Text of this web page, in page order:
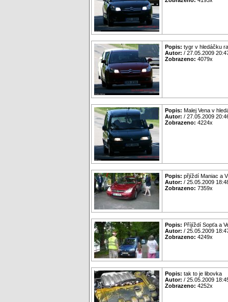
Popis: tygr v hledáčku
Autor: / 27.05.2009
Zobrazeno: 4079x
Popis: Malej Vena v
Autor: / 27.05.2009
Zobrazeno: 4224x
Popis: přjíždí Maniac a
Autor: / 25.05.2009
Zobrazeno: 7359x
Popis: Příjíždí Sopťa a
Autor: / 25.05.2009
Zobrazeno: 4249x
Popis: tak to je libovka
Autor: / 25.05.2009
Zobrazeno: 4252x